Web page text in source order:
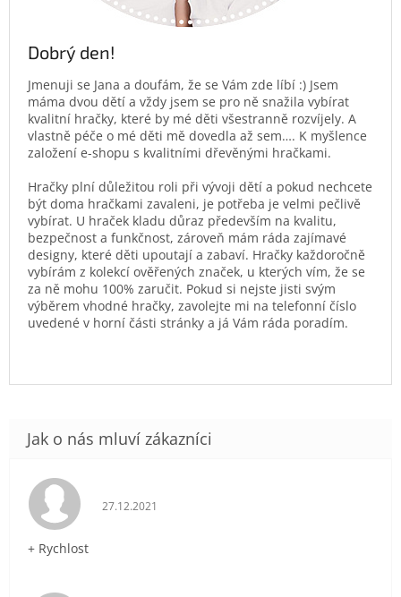
Dobrý den!
Jmenuji se Jana a doufám, že se Vám zde líbí :) Jsem
máma dvou dětí a vždy jsem se pro ně snažila vybírat
kvalitní hračky, které by mé děti všestranně rozvíjely. A
vlastně péče o mé děti mě dovedla až sem…. K myšlence
založení e-shopu s kvalitními dřevěnými hračkami.
Hračky plní důležitou roli při vývoji dětí a pokud nechcete
být doma hračkami zavaleni, je potřeba je velmi pečlivě
vybírat. U hraček kladu důraz především na kvalitu,
bezpečnost a funkčnost, zároveň mám ráda zajímavé
designy, které děti upoutají a zabaví. Hračky každoročně
vybírám z kolekcí ověřených značek, u kterých vím, že se
za ně mohu 100% zaručit. Pokud si nejste jisti svým
výběrem vhodné hračky, zavolejte mi na telefonní číslo
uvedené v horní části stránky a já Vám ráda poradím.
Hodnocení obchodu je 5 z 5 hvězdiček.
27.12.2021
+ Rychlost